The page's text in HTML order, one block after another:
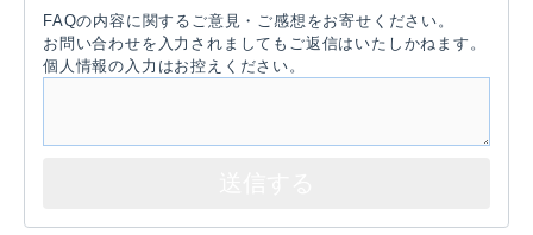
FAQの内容に関するご意見・ご感想をお寄せください。
お問い合わせを入力されましてもご返信はいたしかねます。
個人情報の入力はお控えください。